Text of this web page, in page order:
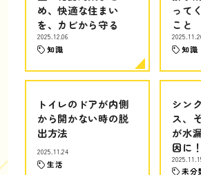
め、快適な住まい
を、カビから守る
2025.12.06
知識
って
こと
知識
トイレのドアが内側
から開かない時の脱
出方法
2025.11.24
生活
シン
ス、
が水
因に！
未分